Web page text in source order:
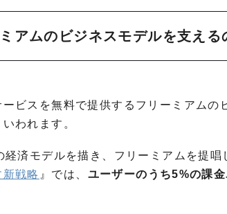
アムのビジネスモデルを支える
ビスを無料で提供するフリーミアムの
われます。
経済モデルを描き、フリーミアムを提唱
戦略 』では、 ユーザーのうち5%の課